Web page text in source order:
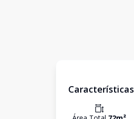
Características